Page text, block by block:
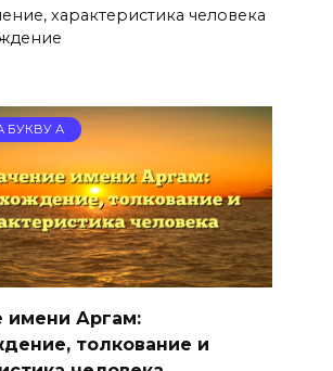
характеристика человека
БУКВУ А
имени Аргам:
толкование и